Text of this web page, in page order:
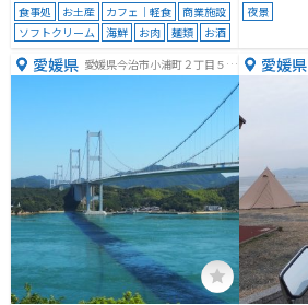
食事処
お土産 カフェ｜軽食
商業施設
ソフトクリーム
海鮮 お肉 麺類 お酒
夜景
愛媛県 愛媛県今治市小浦町２丁目５
−２
愛媛県